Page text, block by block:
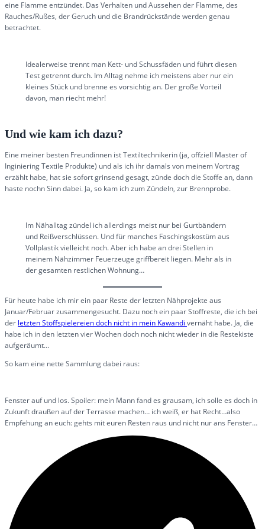
eine Flamme entzündet. Das Verhalten und Aussehen der Flamme, des
Rauches/Rußes, der Geruch und die Brandrückstände werden genau
betrachtet.
Idealerweise trennt man Kett- und Schussfäden und führt diesen
Test getrennt durch. Im Alltag nehme ich meistens aber nur ein
kleines Stück und brenne es vorsichtig an. Der große Vorteil
davon, man riecht mehr!
Und wie kam ich dazu?
Eine meiner besten Freundinnen ist Textiltechnikerin (ja, offziell Master of
Inginiering Textile Produkte) und als ich ihr damals von meinem Vortrag
erzählt habe, hat sie sofort grinsend gesagt, zünde doch die Stoffe an, dann
haste nochn Sinn dabei. Ja, so kam ich zum Zündeln, zur Brennprobe.
Im Nähalltag zündel ich allerdings meist nur bei Gurtbändern
und Reißverschlüssen. Und für manches Faschingskostüm aus
Vollplastik vielleicht noch. Aber ich habe an drei Stellen in
meinem Nähzimmer Feuerzeuge griffbereit liegen. Mehr als in
der gesamten restlichen Wohnung…
Für heute habe ich mir ein paar Reste der letzten Nähprojekte aus
Januar/Februar zusammengesucht. Dazu noch ein paar Stoffreste, die ich bei
der letzten Stoffspielereien doch nicht in mein Kawandi vernäht habe. Ja, die
habe ich in den letzten vier Wochen doch noch nicht wieder in die Restekiste
aufgeräumt…
So kam eine nette Sammlung dabei raus:
Fenster auf und los. Spoiler: mein Mann fand es grausam, ich solle es doch in
Zukunft draußen auf der Terrasse machen… ich weiß, er hat Recht…also
Empfehung an euch: gehts mit euren Resten raus und nicht nur ans Fenster…